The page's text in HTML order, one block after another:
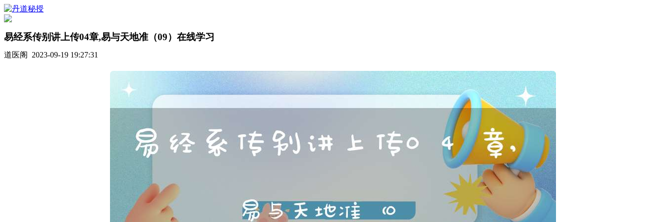
易经系传别讲上传04章,易与天地准（09）在线学习
道医阁 2023-09-19 19:27:31